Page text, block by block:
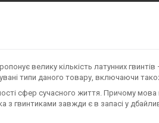
велику кількість латунних
типи даного товару, включаючи
сфер сучасного життя. Причому
з гвинтиками завжди є в запасі у